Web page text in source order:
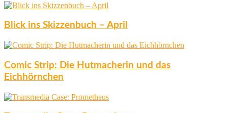
Blick ins Skizzenbuch – April
Comic Strip: Die Hutmacherin und das
Eichhörnchen